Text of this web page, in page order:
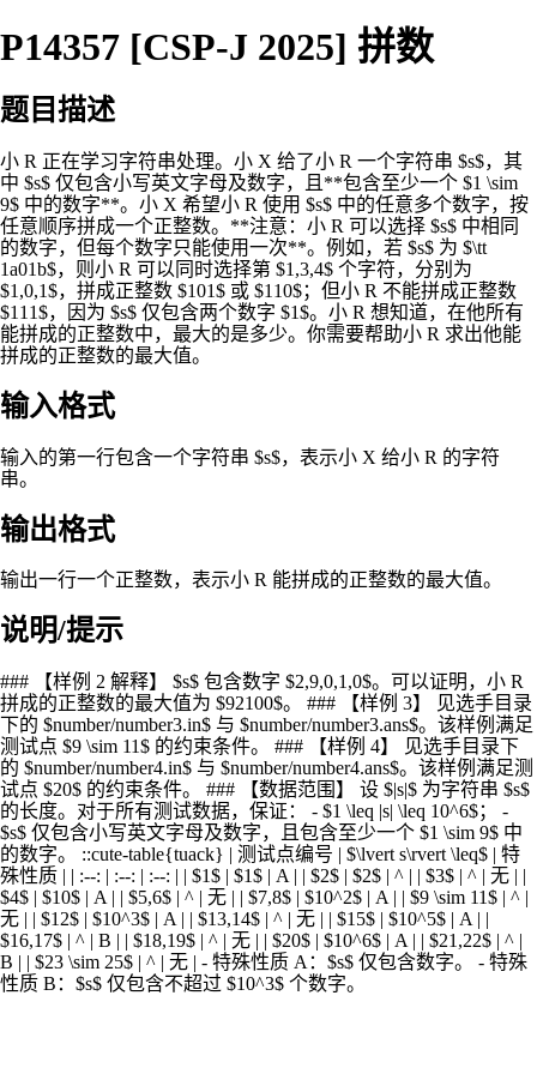
P14357 [CSP-J 2025] 拼数
题目描述
小 R 正在学习字符串处理。小 X 给了小 R 一个字符串 $s$，其
中 $s$ 仅包含小写英文字母及数字，且**包含至少一个 $1 \sim
9$ 中的数字**。小 X 希望小 R 使用 $s$ 中的任意多个数字，按
任意顺序拼成一个正整数。**注意：小 R 可以选择 $s$ 中相同
的数字，但每个数字只能使用一次**。例如，若 $s$ 为 $\tt
1a01b$，则小 R 可以同时选择第 $1,3,4$ 个字符，分别为
$1,0,1$，拼成正整数 $101$ 或 $110$；但小 R 不能拼成正整数
$111$，因为 $s$ 仅包含两个数字 $1$。小 R 想知道，在他所有
能拼成的正整数中，最大的是多少。你需要帮助小 R 求出他能
拼成的正整数的最大值。
输入格式
输入的第一行包含一个字符串 $s$，表示小 X 给小 R 的字符
串。
输出格式
输出一行一个正整数，表示小 R 能拼成的正整数的最大值。
说明/提示
### 【样例 2 解释】 $s$ 包含数字 $2,9,0,1,0$。可以证明，小 R
拼成的正整数的最大值为 $92100$。 ### 【样例 3】 见选手目录
下的 $number/number3.in$ 与 $number/number3.ans$。该样例满足
测试点 $9 \sim 11$ 的约束条件。 ### 【样例 4】 见选手目录下
的 $number/number4.in$ 与 $number/number4.ans$。该样例满足测
试点 $20$ 的约束条件。 ### 【数据范围】 设 $|s|$ 为字符串 $s$
的长度。对于所有测试数据，保证： - $1 \leq |s| \leq 10^6$； -
$s$ 仅包含小写英文字母及数字，且包含至少一个 $1 \sim 9$ 中
的数字。 ::cute-table{tuack} | 测试点编号 | $\lvert s\rvert \leq$ | 特
殊性质 | | :--: | :--: | :--: | | $1$ | $1$ | A | | $2$ | $2$ | ^ | | $3$ | ^ | 无 | |
$4$ | $10$ | A | | $5,6$ | ^ | 无 | | $7,8$ | $10^2$ | A | | $9 \sim 11$ | ^ |
无 | | $12$ | $10^3$ | A | | $13,14$ | ^ | 无 | | $15$ | $10^5$ | A | |
$16,17$ | ^ | B | | $18,19$ | ^ | 无 | | $20$ | $10^6$ | A | | $21,22$ | ^ |
B | | $23 \sim 25$ | ^ | 无 | - 特殊性质 A：$s$ 仅包含数字。 - 特殊
性质 B：$s$ 仅包含不超过 $10^3$ 个数字。